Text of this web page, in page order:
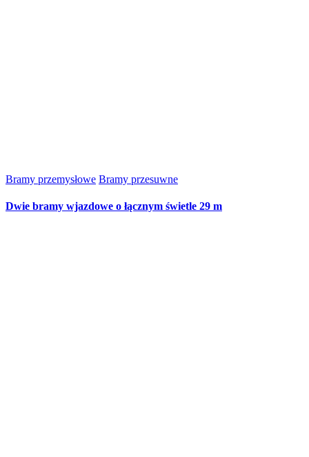
Bramy przemysłowe Bramy przesuwne
Dwie bramy wjazdowe o łącznym świetle 29 m